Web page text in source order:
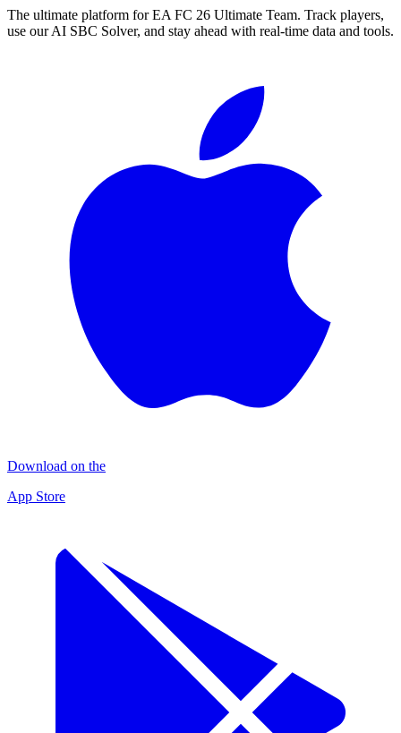
The ultimate platform for EA FC 26 Ultimate Team. Track players,
use our AI SBC Solver, and stay ahead with real-time data and tools.
Download on the
App Store